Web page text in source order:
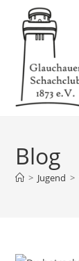
Inhalt
springen
Blog
> Jugend >